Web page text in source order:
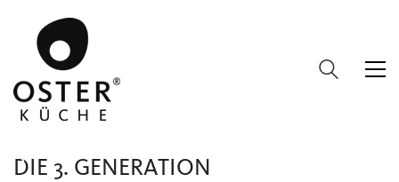
DIE 3. GENERATION